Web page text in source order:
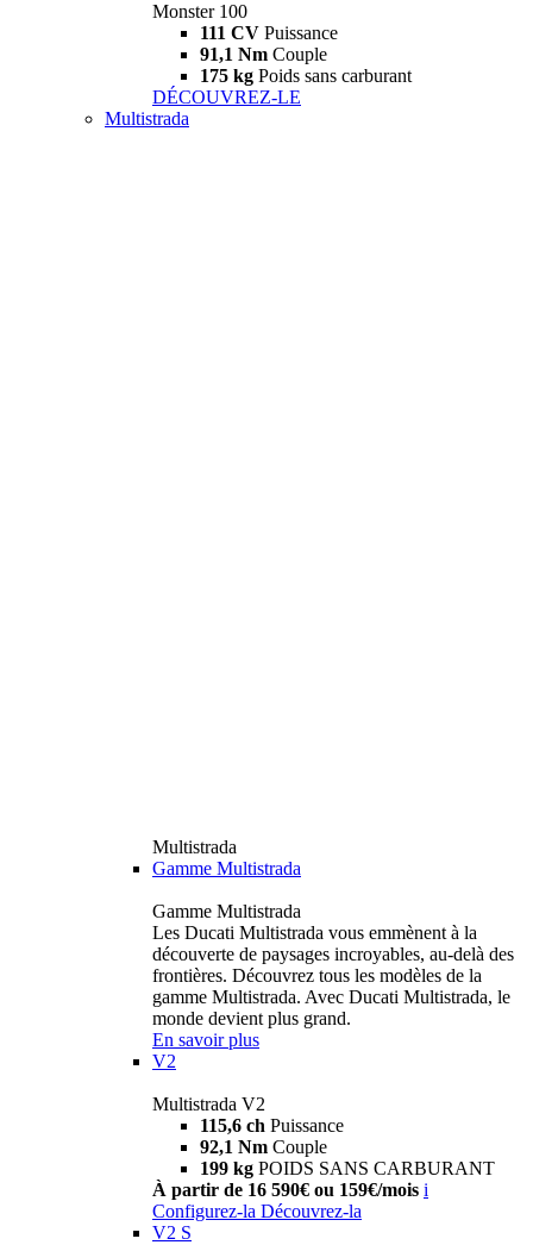
Monster 100
111 CV Puissance
91,1 Nm Couple
175 kg Poids sans carburant
DÉCOUVREZ-LE
Multistrada
Multistrada
Gamme Multistrada
Gamme Multistrada
Les Ducati Multistrada vous emmènent à la
découverte de paysages incroyables, au-delà des
frontières. Découvrez tous les modèles de la
gamme Multistrada. Avec Ducati Multistrada, le
monde devient plus grand.
En savoir plus
V2
Multistrada V2
115,6 ch Puissance
92,1 Nm Couple
199 kg POIDS SANS CARBURANT
À partir de 16 590€ ou 159€/mois i
Configurez-la Découvrez-la
V2 S